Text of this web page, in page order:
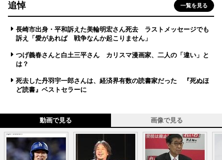
追悼 一覧を見る
長崎市出身・平和訴えた美輪明宏さん死去 ラストメッセージでも
訴え「愛があれば 戦争なんか起こりません」
つげ義春さんと白土三平さん カリスマ漫画家、二人の「違い」と
は？
死去した丹羽宇一郎さんは、経済界有数の読書家だった 『死ぬほ
ど読書』ベストセラーに
動画で見る 画像で見る